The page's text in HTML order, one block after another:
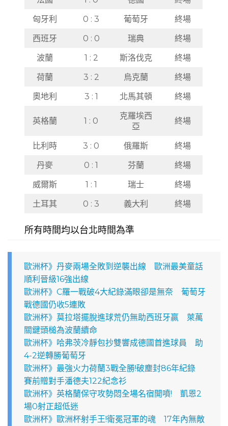
匈牙利
0 : 3 葡萄牙
終場
西班牙
0 : 0 瑞典
終場
波蘭
1 : 2 斯洛伐克
終場
荷蘭
3 : 2 烏克蘭
終場
奧地利
3 : 1 北馬其頓 終場
英格蘭 1 : 0
克羅埃西
亞
終場
比利時 3 : 0 俄羅斯
終場
丹麥
0 : 1 芬蘭
終場
威爾斯
1 : 1 瑞士
終場
土耳其
0 : 3 義大利 終場
所有時間均以台北時間為準
歐洲杯》丹麥兩場全敗到逆襲出線 歐洲最美童話
順利晉級16強出線
歐洲杯》C羅一戰破4大紀錄滿眼卻是無奈 葡萄牙
戰德國仍收5連敗
歐洲杯》莫拉塔擺脫進球荒仍無助西班牙贏 萊萬
關鍵頭槌為波蘭續命
歐洲杯》哈弗茨冷靜包抄雙響成德國首進球員 助
4-2逆轉勝葡萄牙
歐洲杯》最強火力荷蘭3戰全勝!破塵封86年紀錄
賽前贈對手潘德夫122紀念衫
歐洲杯》英格蘭保守攻勢悶全場名宿開噴! 凱恩2
場0射正超低迷
歐洲杯》歐洲杯射手王!衛冕冠軍的魂 17年內無敵